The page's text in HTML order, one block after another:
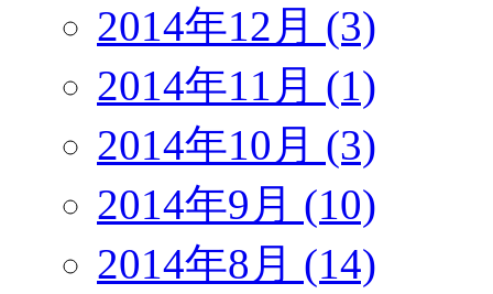
2014年12月 (3)
2014年11月 (1)
2014年10月 (3)
2014年9月 (10)
2014年8月 (14)